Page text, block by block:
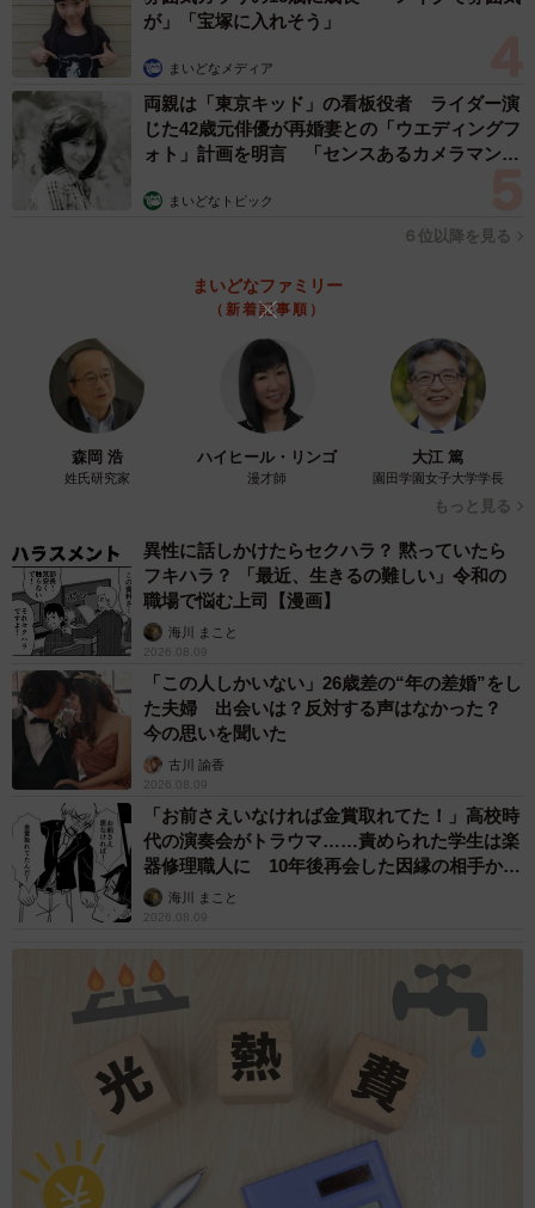
が」「宝塚に入れそう」
まいどなメディア
両親は「東京キッド」の看板役者 ライダー演
じた42歳元俳優が再婚妻との「ウエディングフ
ォト」計画を明言 「センスあるカメラマン求
まいどなトピック
６位以降を見る
まいどなファミリー
（新着記事順）
森岡 浩
姓氏研究家
ハイヒール・リンゴ
漫才師
大江 篤
園田学園女子大学学長
もっと見る
異性に話しかけたらセクハラ？ 黙っていたら
フキハラ？ 「最近、生きるの難しい」令和の
職場で悩む上司【漫画】
海川 まこと
2026.08.09
「この人しかいない」26歳差の“年の差婚”をし
た夫婦 出会いは？反対する声はなかった？
今の思いを聞いた
古川 諭香
2026.08.09
「お前さえいなければ金賞取れてた！」高校時
代の演奏会がトラウマ……責められた学生は楽
器修理職人に 10年後再会した因縁の相手から
思わぬ申し出【漫画】
海川 まこと
2026.08.09